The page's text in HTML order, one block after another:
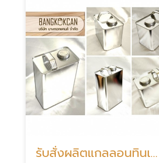
รับสั่งผลิตแกลลอนทินเนอร์ สมุทรสาคร